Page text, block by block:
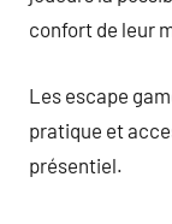
confort de leur
Les escape
pratique et
présentiel.